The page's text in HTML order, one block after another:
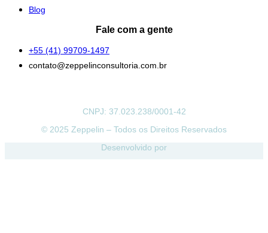
Blog
Fale com a gente
+55 (41) 99709-1497
contato@zeppelinconsultoria.com.br
CNPJ: 37.023.238/0001-42
© 2025 Zeppelin – Todos os Direitos Reservados
Desenvolvido por